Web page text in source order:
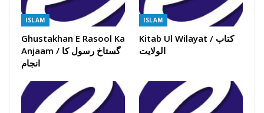
ISLAM
Ghustakhan E Rasool Ka
Anjaam / گستاخ رسول کا
انجام
ISLAM
Kitab Ul Wilayat / کتاب
الولایت